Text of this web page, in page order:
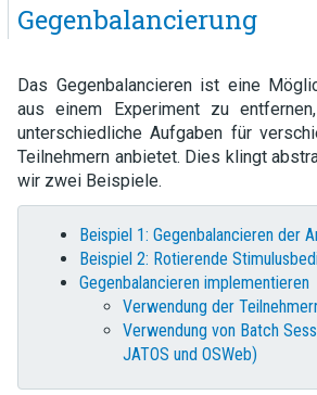
Gegenbalancierung
Das Gegenbalancieren ist eine
aus einem Experiment zu
unterschiedliche Aufgaben für
Teilnehmern anbietet. Dies klingt
wir zwei Beispiele.
Beispiel 1: Gegenbalancieren der
Beispiel 2: Rotierende
Gegenbalancieren implementieren
Verwendung der
Verwendung von Batch
JATOS und OSWeb)